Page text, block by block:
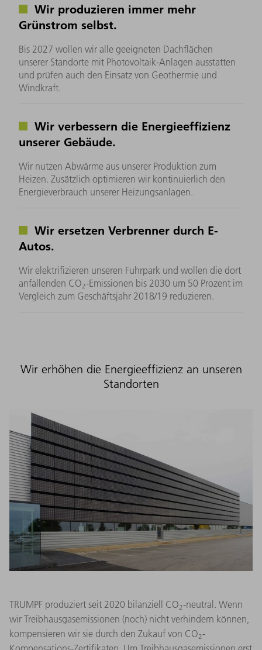
Wir produzieren immer mehr
Grünstrom selbst.
Bis 2027 wollen wir alle geeigneten Dachflächen
unserer Standorte mit Photovoltaik-Anlagen ausstatten
und prüfen auch den Einsatz von Geothermie und
Windkraft.
Wir verbessern die Energieeffizienz
unserer Gebäude.
Wir nutzen Abwärme aus unserer Produktion zum
Heizen. Zusätzlich optimieren wir kontinuierlich den
Energieverbrauch unserer Heizungsanlagen.
Wir ersetzen Verbrenner durch E-
Autos.
Wir elektrifizieren unseren Fuhrpark und wollen die dort
anfallenden CO2-Emissionen bis 2030 um 50 Prozent im
Vergleich zum Geschäftsjahr 2018/19 reduzieren.
Wir erhöhen die Energieeffizienz an unseren
Standorten
TRUMPF produziert seit 2020 bilanziell CO2-neutral. Wenn
wir Treibhausgasemissionen (noch) nicht verhindern können,
kompensieren wir sie durch den Zukauf von CO2-